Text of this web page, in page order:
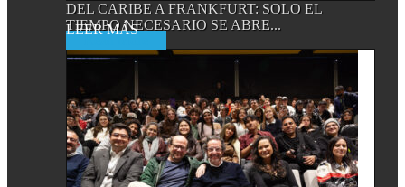
DEL CARIBE A FRANKFURT: SOLO EL
TIEMPO NECESARIO SE ABRE...